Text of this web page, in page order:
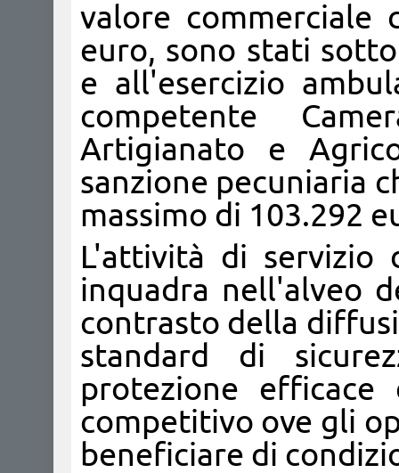
valore commerciale
euro, sono stati
e all'esercizio
competente
Artigianato e
sanzione pecuniaria
massimo di 103.292
L'attività di servizio
inquadra nell'alveo
contrasto della
standard di
protezione
competitivo ove gli
beneficiare di